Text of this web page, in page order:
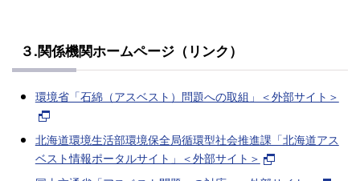
３.関係機関ホームページ（リンク）
環境省「石綿（アスベスト）問題への取組」＜外部サイト＞
北海道環境生活部環境保全局循環型社会推進課「北海道アス
ベスト情報ポータルサイト」＜外部サイト＞